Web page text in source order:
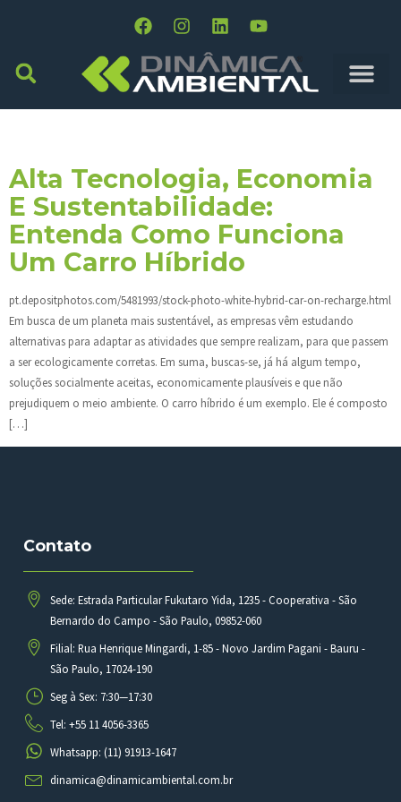
Alta Tecnologia, Economia
E Sustentabilidade:
Entenda Como Funciona
Um Carro Híbrido
pt.depositphotos.com/5481993/stock-photo-white-hybrid-car-on-recharge.html
Em busca de um planeta mais sustentável, as empresas vêm estudando
alternativas para adaptar as atividades que sempre realizam, para que passem
a ser ecologicamente corretas. Em suma, buscas-se, já há algum tempo,
soluções socialmente aceitas, economicamente plausíveis e que não
prejudiquem o meio ambiente. O carro híbrido é um exemplo. Ele é composto
[…]
Contato
Sede: Estrada Particular Fukutaro Yida, 1235 - Cooperativa - São
Bernardo do Campo - São Paulo, 09852-060
Filial: Rua Henrique Mingardi, 1-85 - Novo Jardim Pagani - Bauru -
São Paulo, 17024-190
Seg à Sex: 7:30—17:30
Tel: +55 11 4056-3365
Whatsapp: (11) 91913-1647
dinamica@dinamicambiental.com.br